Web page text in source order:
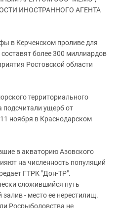
ПРЕСЛЕДОВАНИЕ АКТИВИСТОВ
И ПРОТЕСТЫ
ИНОСТРАННОГО АГЕНТА
в Керченском проливе для
более 300 миллиардов
Ростовской области
территориального
подсчитали ущерб от
ноября в Краснодарском
в акваторию Азовского
на численность популяций
ГТРК "Дон-ТР".
сложившийся путь
- место ее нерестилищ.
Росрыболовства не